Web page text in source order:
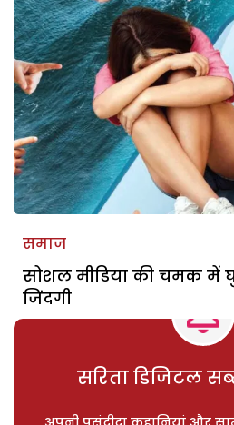
समाज
सोशल मीडिया की चमक में
जिंदगी
सरिता डिजिटल